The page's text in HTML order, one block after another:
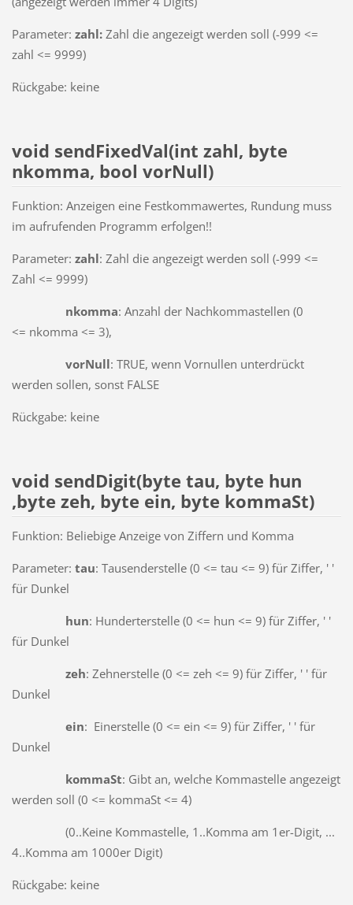
Parameter: zahl: Zahl die angezeigt werden soll (-999 <=
zahl <= 9999)
Rückgabe: keine
void sendFixedVal(int zahl, byte
nkomma, bool vorNull)
Funktion: Anzeigen eine Festkommawertes, Rundung muss
im aufrufenden Programm erfolgen!!
Parameter: zahl: Zahl die angezeigt werden soll (-999 <=
Zahl <= 9999)
nkomma: Anzahl der Nachkommastellen (0
<= nkomma <= 3),
vorNull: TRUE, wenn Vornullen unterdrückt
werden sollen, sonst FALSE
Rückgabe: keine
void sendDigit(byte tau, byte hun
,byte zeh, byte ein, byte kommaSt)
Funktion: Beliebige Anzeige von Ziffern und Komma
Parameter: tau: Tausenderstelle (0 <= tau <= 9) für Ziffer, ' '
für Dunkel
hun: Hunderterstelle (0 <= hun <= 9) für Ziffer, ' '
für Dunkel
zeh: Zehnerstelle (0 <= zeh <= 9) für Ziffer, ' ' für
Dunkel
ein: Einerstelle (0 <= ein <= 9) für Ziffer, ' ' für
Dunkel
kommaSt: Gibt an, welche Kommastelle angezeigt
werden soll (0 <= kommaSt <= 4)
(0..Keine Kommastelle, 1..Komma am 1er-Digit, ...
4..Komma am 1000er Digit)
Rückgabe: keine